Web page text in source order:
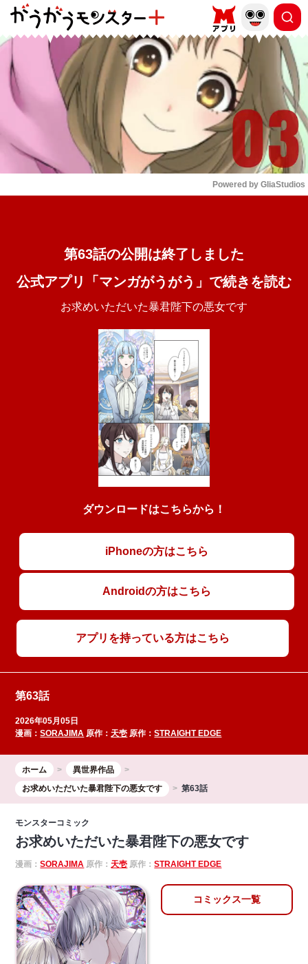
もっと読む
Powered by GliaStudios
第63話の公開は終了しました
公式アプリ「マンガがうがう」で続きを読む
お求めいただいた暴君陛下の悪女です
ダウンロードはこちらから！
iPhoneの方はこちら
Androidの方はこちら
アプリを持っている方はこちら
第63話
2026年05月05日
漫画：SORAJIMA 原作： 天壱 原作：STRAIGHT EDGE
ホーム
異世界作品
お求めいただいた暴君陛下の悪女です
第63話
モンスターコミック
お求めいただいた暴君陛下の悪女です
漫画：SORAJIMA 原作： 天壱 原作：STRAIGHT EDGE
コミックス一覧